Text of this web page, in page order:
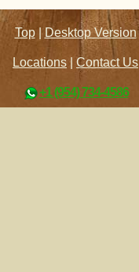
Top | Desktop Version
Locations Contact Us
+1 (954) 734-4586